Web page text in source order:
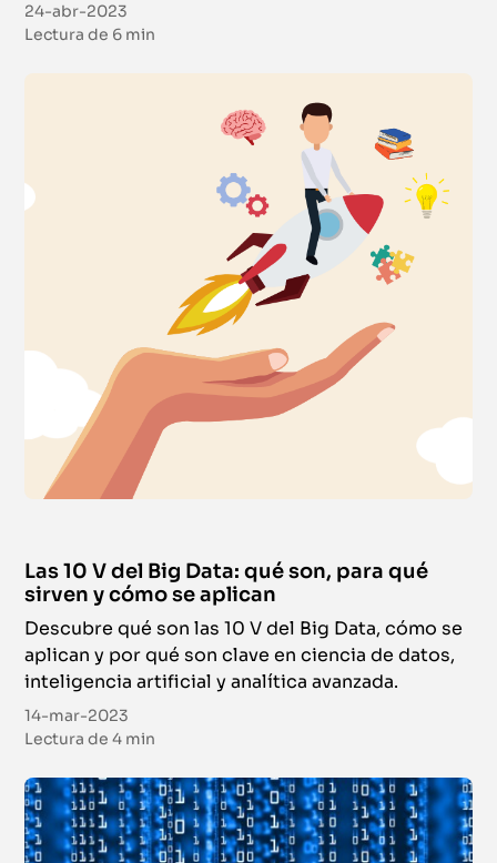
24-abr-2023
Lectura de 6 min
Las 10 V del Big Data: qué son, para qué
sirven y cómo se aplican
Descubre qué son las 10 V del Big Data, cómo se
aplican y por qué son clave en ciencia de datos,
inteligencia artificial y analítica avanzada.
14-mar-2023
Lectura de4 min